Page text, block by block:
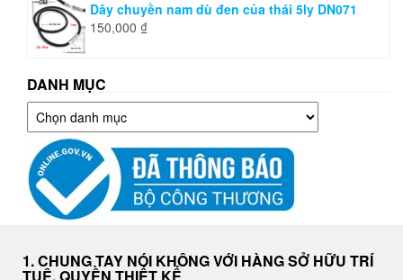
Dây chuyền nam dù đen của thái 5ly DN071
150,000 ₫
DANH MỤC
Danh
mục
1. CHUNG TAY NÓI KHÔNG VỚI HÀNG SỞ HỮU TRÍ